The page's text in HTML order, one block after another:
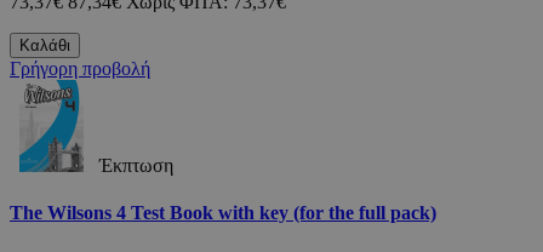
Καλάθι
Γρήγορη προβολή
Έκπτωση
The Wilsons 4 Test Book with key (for the full pack)